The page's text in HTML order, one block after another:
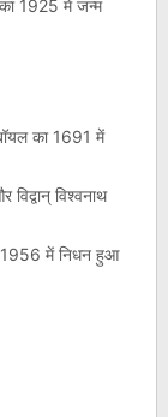
1925 में जन्‍म
का 1691 में
विश्वनाथ
1956 में निधन हुआ